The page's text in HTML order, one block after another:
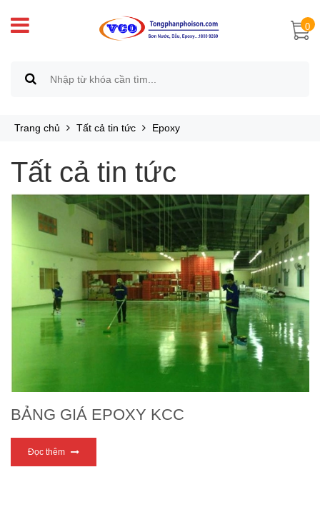
0
Trang chủ Tất cả tin tức Epoxy
Tất cả tin tức
BẢNG GIÁ EPOXY KCC
Đọc thêm